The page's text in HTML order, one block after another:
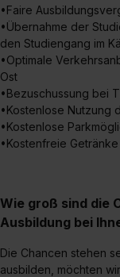
•Faire
•Übernahme der
den Studiengang im
•Optimale
Ost
•Bezuschussung bei
•Kostenlose Nutzung
•Kostenlose
•Kostenfreie
Wie groß sind die
Ausbildung bei
Die Chancen stehen
ausbilden, möchten